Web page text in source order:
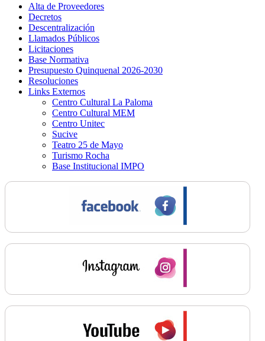
Alta de Proveedores
Decretos
Descentralización
Llamados Públicos
Licitaciones
Base Normativa
Presupuesto Quinquenal 2026-2030
Resoluciones
Links Externos
Centro Cultural La Paloma
Centro Cultural MEM
Centro Unitec
Sucive
Teatro 25 de Mayo
Turismo Rocha
Base Institucional IMPO